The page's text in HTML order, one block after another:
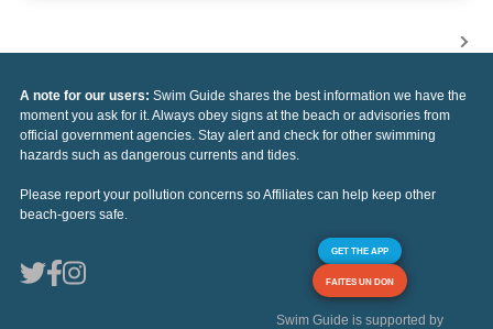
A note for our users: Swim Guide shares the best information we have the
moment you ask for it. Always obey signs at the beach or advisories from
official government agencies. Stay alert and check for other swimming
hazards such as dangerous currents and tides.
Please report your pollution concerns so Affiliates can help keep other
beach-goers safe.
GET THE APP
FAITES UN DON
Swim Guide is supported by